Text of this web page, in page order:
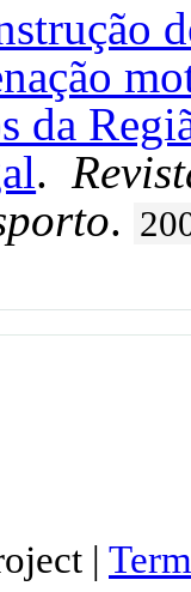
da
.
.
|